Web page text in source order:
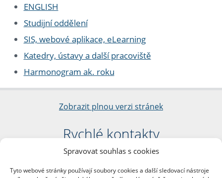
Spravovat souhlas s cookies
Tyto webové stránky používají soubory cookies a další sledovací nástroje
ENGLISH
Studijní oddělení
SIS, webové aplikace, eLearning
Katedry, ústavy a další pracoviště
Harmonogram ak. roku
Zobrazit plnou verzi stránek
Rychlé kontakty
Filozofická fakulta
nám. Jana Palacha 1/2